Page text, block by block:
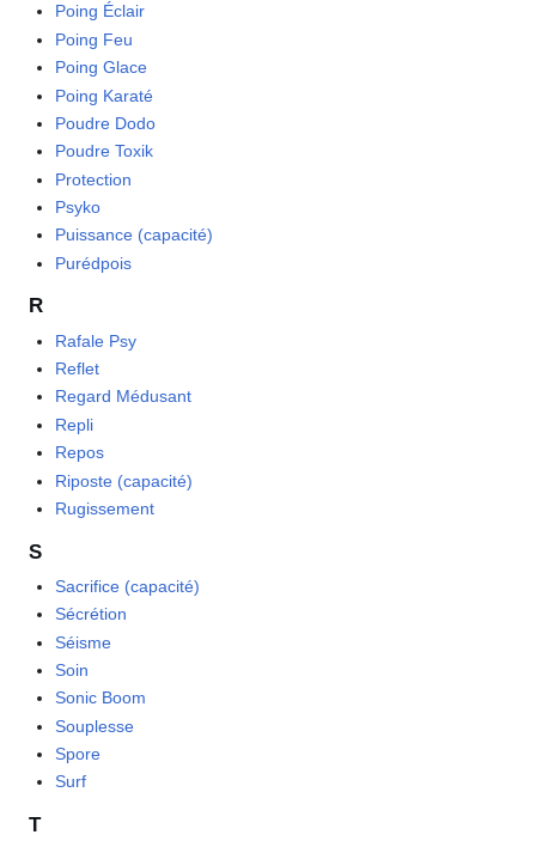
Poing Éclair
Poing Feu
Poing Glace
Poing Karaté
Poudre Dodo
Poudre Toxik
Protection
Psyko
Puissance (capacité)
Purédpois
R
Rafale Psy
Reflet
Regard Médusant
Repli
Repos
Riposte (capacité)
Rugissement
S
Sacrifice (capacité)
Sécrétion
Séisme
Soin
Sonic Boom
Souplesse
Spore
Surf
T